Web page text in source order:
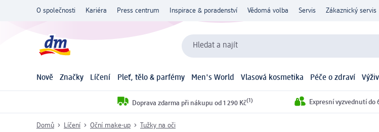
O společnosti Kariéra Press centrum Inspirace & poradenství Vědomá volba Servis Zákaznický servis
Hledat a najít
Nově Značky Líčení Pleť, tělo & parfémy Men's World Vlasová kosmetika Péče o zdraví
Doprava zdarma při nákupu od 1 290 Kč(1) Expresní vyzvednutí do
Domů Líčení Oční make-up Tužky na oči